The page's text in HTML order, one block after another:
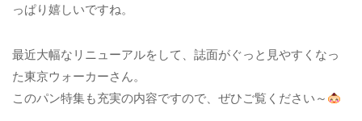
っぱり嬉しいですね。
最近大幅なリニューアルをして、誌面がぐっと見やすくなっ
た東京ウォーカーさん。
このパン特集も充実の内容ですので、ぜひご覧ください～